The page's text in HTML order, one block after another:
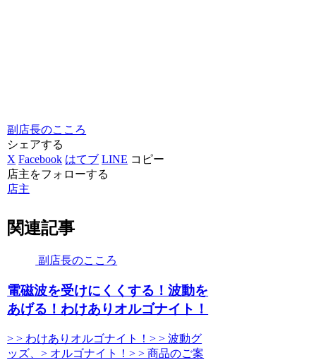
副店長のこころ
シェアする
X Facebook はてブ LINE コピー
店主をフォローする
店主
関連記事
副店長のこころ
電磁波を受けにくくする！波動を
あげる！わけありオルゴナイト！
> > わけありオルゴナイト！> > 波動グ
ッズ、> オルゴナイト！> > 商品のご案